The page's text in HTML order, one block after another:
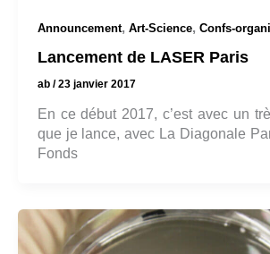
Announcement, Art-Science, Confs-
Lancement de LASER Paris
ab /23 janvier 2017
En ce début 2017, c’est avec un
que je lance, avec La Diagonale
Fonds